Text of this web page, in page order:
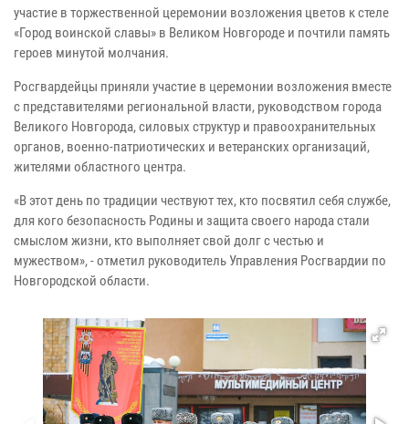
участие в торжественной церемонии возложения цветов к стеле
«Город воинской славы» в Великом Новгороде и почтили память
героев минутой молчания.
Росгвардейцы приняли участие в церемонии возложения вместе
с представителями региональной власти, руководством города
Великого Новгорода, силовых структур и правоохранительных
органов, военно-патриотических и ветеранских организаций,
жителями областного центра.
«В этот день по традиции чествуют тех, кто посвятил себя службе,
для кого безопасность Родины и защита своего народа стали
смыслом жизни, кто выполняет свой долг с честью и
мужеством», - отметил руководитель Управления Росгвардии по
Новгородской области.